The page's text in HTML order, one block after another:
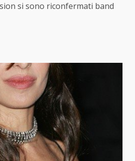
si sono riconfermati band